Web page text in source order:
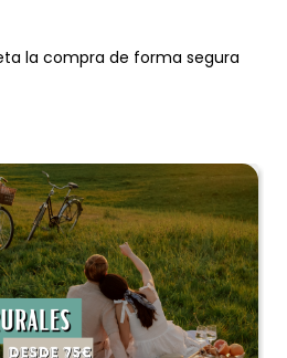
la compra de forma segura